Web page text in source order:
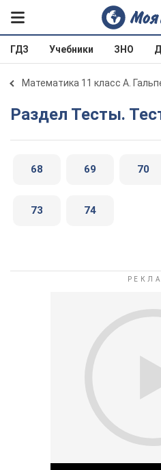
ГДЗ Учебники ЗНО
Математика 11 класс А.
Раздел Тесты.
68 69 70
73 74